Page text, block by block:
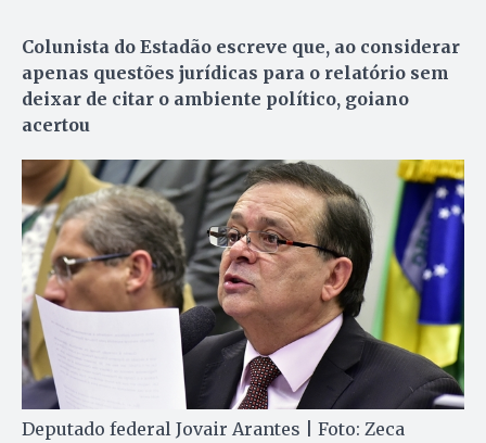
Colunista do Estadão escreve que, ao considerar
apenas questões jurídicas para o relatório sem
deixar de citar o ambiente político, goiano
acertou
Deputado federal Jovair Arantes | Foto: Zeca